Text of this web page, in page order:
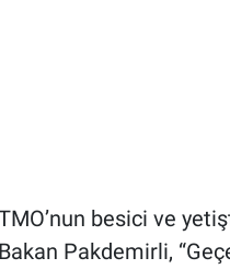
besici ve
Bakan Pakdemirli,